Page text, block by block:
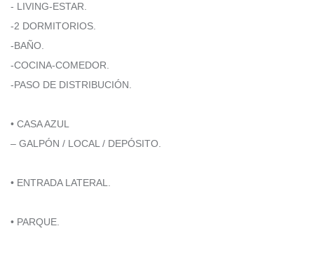
- LIVING-ESTAR.
-2 DORMITORIOS.
-BAÑO.
-COCINA-COMEDOR.
-PASO DE DISTRIBUCIÓN.
• CASA AZUL
– GALPÓN / LOCAL / DEPÓSITO.
• ENTRADA LATERAL.
• PARQUE.